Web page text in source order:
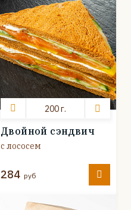
200 г.
Двойной сэндвич
с лососем
284 руб